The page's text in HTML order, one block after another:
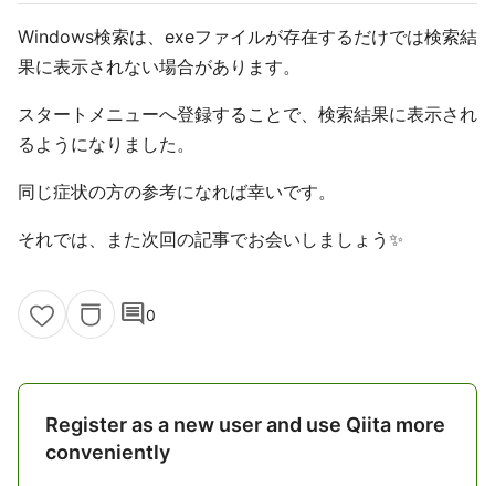
Windows検索は、exeファイルが存在するだけでは検索結
果に表示されない場合があります。
スタートメニューへ登録することで、検索結果に表示され
るようになりました。
同じ症状の方の参考になれば幸いです。
それでは、また次回の記事でお会いしましょう✨
comment0
Register as a new user and use Qiita more
conveniently